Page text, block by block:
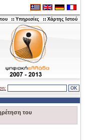
Υπηρεσίες Χάρτης Ιστού
του